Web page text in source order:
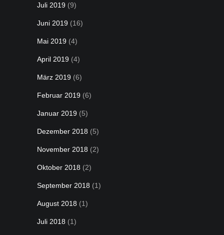
Juli 2019 (9)
Juni 2019 (16)
Mai 2019 (4)
April 2019 (4)
März 2019 (6)
Februar 2019 (6)
Januar 2019 (5)
Dezember 2018 (5)
November 2018 (2)
Oktober 2018 (2)
September 2018 (1)
August 2018 (1)
Juli 2018 (1)